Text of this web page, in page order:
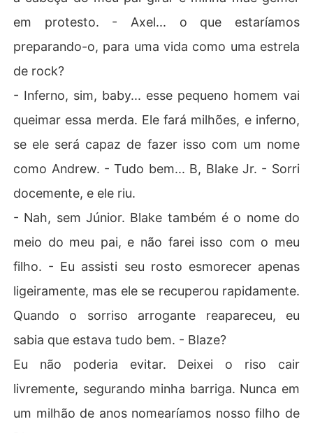
em protesto. - Axel... o que estaríamos
preparando-o, para uma vida como uma estrela
de rock?
- Inferno, sim, baby... esse pequeno homem vai
queimar essa merda. Ele fará milhões, e inferno,
se ele será capaz de fazer isso com um nome
como Andrew. - Tudo bem... B, Blake Jr. - Sorri
docemente, e ele riu.
- Nah, sem Júnior. Blake também é o nome do
meio do meu pai, e não farei isso com o meu
filho. - Eu assisti seu rosto esmorecer apenas
ligeiramente, mas ele se recuperou rapidamente.
Quando o sorriso arrogante reapareceu, eu
sabia que estava tudo bem. - Blaze?
Eu não poderia evitar. Deixei o riso cair
livremente, segurando minha barriga. Nunca em
um milhão de anos nomearíamos nosso filho de